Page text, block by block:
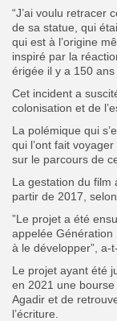
“J’ai voulu retracer
de sa statue, qui
qui est à l’origine
inspiré par la
érigée il y a 150
Cet incident a
colonisation et de
La polémique qui
qui l’ont fait
sur le parcours de
La gestation du film
partir de 2017, selon
”Le projet a été
appelée Génération
à le développer”, a-
Le projet ayant été
en 2021 une
Agadir et de
l’écriture.